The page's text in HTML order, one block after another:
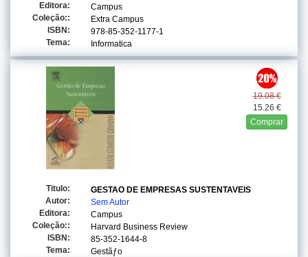
Editora:
Campus
Coleção::
Extra Campus
ISBN:
978-85-352-1177-1
Tema:
Informatica
19.08 €
15.26 €
Comprar
Titulo:
GESTAO DE EMPRESAS SUSTENTAVEIS
Autor:
Sem Autor
Editora:
Campus
Coleção::
Harvard Business Review
ISBN:
85-352-1644-8
Tema:
Gestãƒo